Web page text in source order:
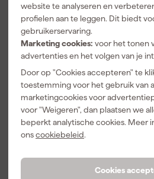
website te analyseren en
profielen aan te leggen. Dit biedt
gebruikerservaring.
Marketing cookies: voor het tonen
advertenties en het volgen van je
Door op "Cookies accepteren" te
toestemming voor het gebruik van
marketingcookies voor
voor "Weigeren", dan plaatsen we
beperkt analytische cookies. Meer
onscookiebeleid.
Cookies
Makita
BL1850B 18V
Li-Ion accu -
bezorgd
Stanley
STHT0-
5m / 8m